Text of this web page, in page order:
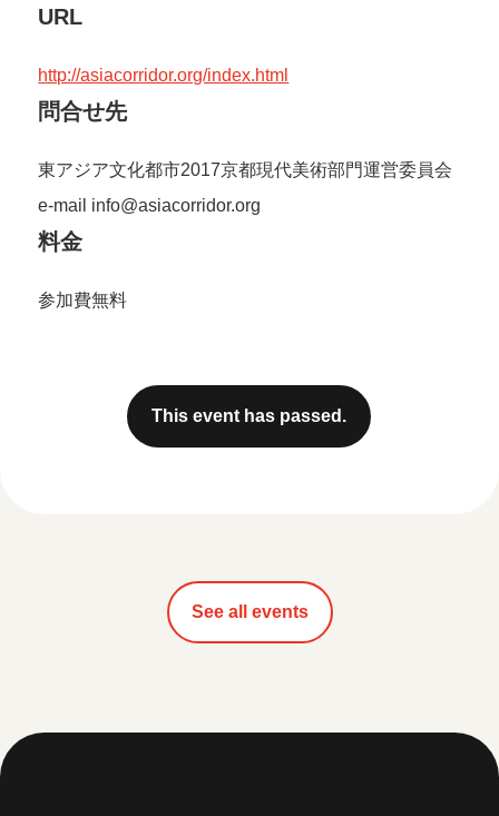
URL
http://asiacorridor.org/index.html
問合せ先
東アジア文化都市2017京都現代美術部門運営委員会
e-mail info@asiacorridor.org
料金
参加費無料
This event has passed.
See all events